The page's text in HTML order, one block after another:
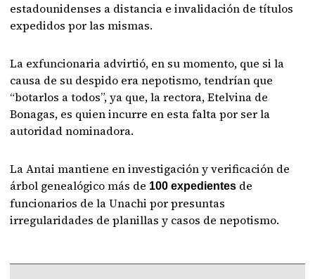
estadounidenses a distancia e invalidación de títulos
expedidos por las mismas.
La exfuncionaria advirtió, en su momento, que si la
causa de su despido era nepotismo, tendrían que
“botarlos a todos”, ya que, la rectora, Etelvina de
Bonagas, es quien incurre en esta falta por ser la
autoridad nominadora.
La Antai mantiene en investigación y verificación de
árbol genealógico más de 100 expedientes de
funcionarios de la Unachi por presuntas
irregularidades de planillas y casos de nepotismo.